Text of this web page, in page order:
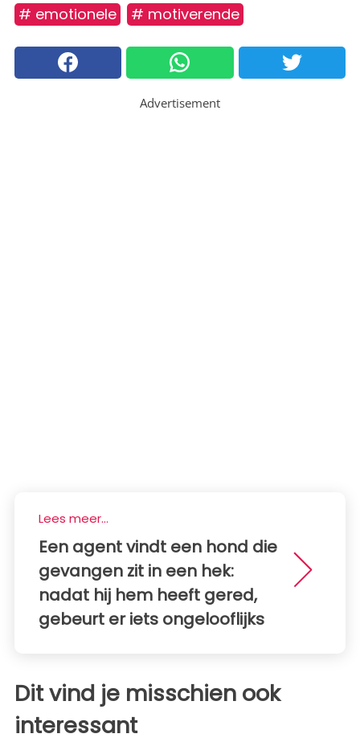
# emotionele # motiverende
Advertisement
Lees meer...
Een agent vindt een hond die
gevangen zit in een hek:
nadat hij hem heeft gered,
gebeurt er iets ongelooflijks
Dit vind je misschien ook
interessant